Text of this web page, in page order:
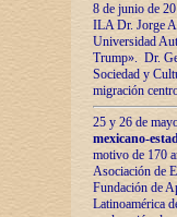
8 de junio de
ILA Dr. Jorge
Universidad
Trump». Dr.
Sociedad y
migración
25 y 26 de
mexicano-
motivo de 170
Asociación de
Fundación de
Latinoamérica